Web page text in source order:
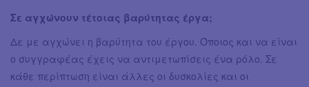
Σε αγχώνουν τέτοιας βαρύτητας έργα;
Δε με αγχώνει η βαρύτητα του έργου. Όποιος και να είναι
ο συγγραφέας έχεις να αντιμετωπίσεις ένα ρόλο. Σε
κάθε περίπτωση είναι άλλες οι δυσκολίες και οι